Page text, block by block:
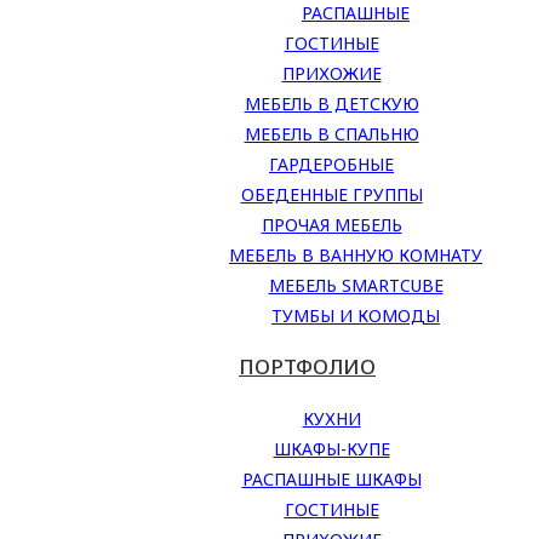
РАСПАШНЫЕ
ГОСТИНЫЕ
ПРИХОЖИЕ
МЕБЕЛЬ В ДЕТСКУЮ
МЕБЕЛЬ В СПАЛЬНЮ
ГАРДЕРОБНЫЕ
ОБЕДЕННЫЕ ГРУППЫ
ПРОЧАЯ МЕБЕЛЬ
МЕБЕЛЬ В ВАННУЮ КОМНАТУ
МЕБЕЛЬ SMARTCUBE
ТУМБЫ И КОМОДЫ
ПОРТФОЛИО
КУХНИ
ШКАФЫ-КУПЕ
РАСПАШНЫЕ ШКАФЫ
ГОСТИНЫЕ